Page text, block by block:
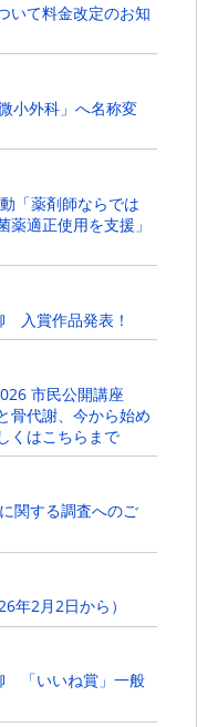
いて料金改定のお知
小外科」へ名称変
「薬剤師ならでは
適正使用を支援」
入賞作品発表！
市民公開講座
骨代謝、今から始め
くはこちらまで
関する調査へのご
年2月2日から）
「いいね賞」一般